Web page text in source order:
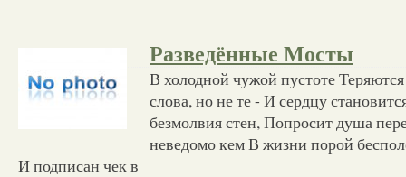
Разведённые Мосты
В холодной чужой пустоте
слова, но не те - И сердцу
безмолвия стен, Попросит душа
неведомо кем В жизни порой
И подписан чек в